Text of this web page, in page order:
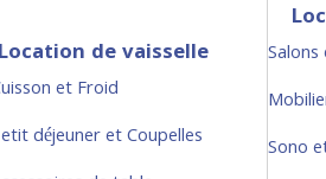
de vaisselle
et Froid
déjeuner et Coupelles
Sono